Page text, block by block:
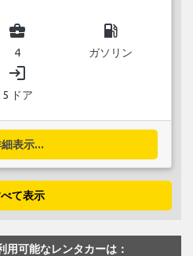
business_center
4
local_gas_station
ガソリン
login
5 ドア
表示...
て表示
可能なレンタカーは：